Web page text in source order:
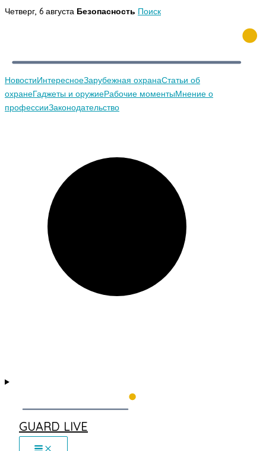
Перейти
Четверг, 6 августа Безопасность Поиск
НовостиИнтересноеЗарубежная охранаСтатьи об
охранеГаджеты и оружиеРабочие моментыМнение о
профессииЗаконодательство
GUARD LIVE